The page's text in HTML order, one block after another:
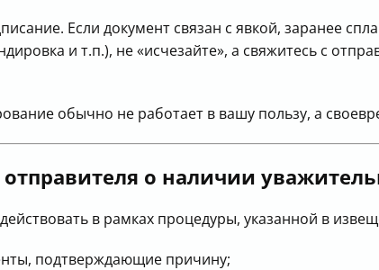
Если документ связан с явкой, заранее
и т.п.), не «исчезайте», а свяжитесь с
обычно не работает в вашу пользу, а
о наличии
в рамках процедуры, указанной в
подтверждающие причину;